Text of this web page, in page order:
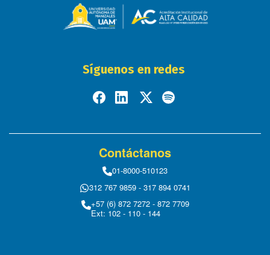
Síguenos en redes
Contáctanos
01-8000-510123
312 767 9859 - 317 894 0741
+57 (6) 872 7272 - 872 7709
Ext: 102 - 110 - 144